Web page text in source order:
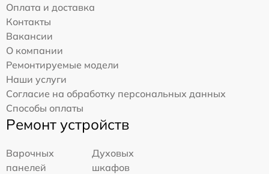
Оплата и доставка
Контакты
Вакансии
О компании
Ремонтируемые модели
Наши услуги
Согласие на обработку персональных данных
Способы оплаты
Ремонт устройств
Варочных
панелей
Духовых
шкафов